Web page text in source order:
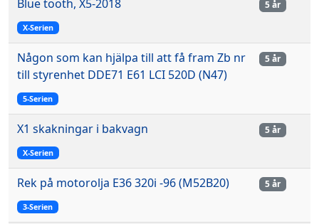
Blue tooth, X5-2018
X-Serien
5 år
Någon som kan hjälpa till att få fram Zb nr
till styrenhet DDE71 E61 LCI 520D (N47)
5-Serien
5 år
X1 skakningar i bakvagn
X-Serien
5 år
Rek på motorolja E36 320i -96 (M52B20)
3-Serien
5 år